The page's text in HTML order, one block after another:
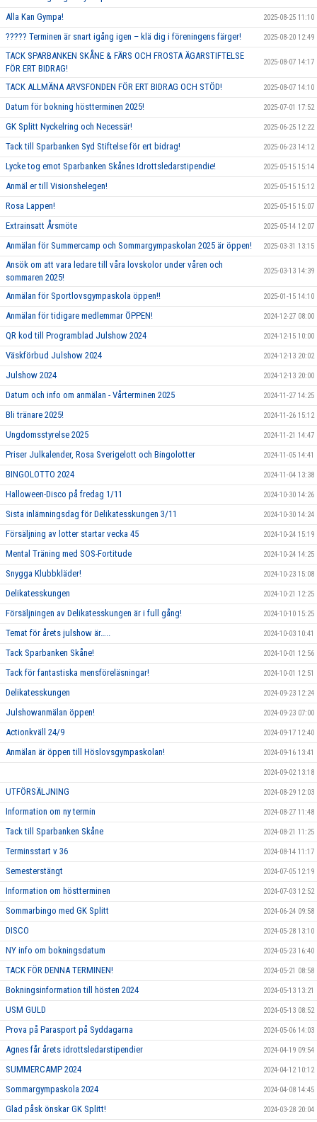
Alla Kan Gympa! 2025-08-25 11:10
????? Terminen är snart igång igen – klä dig i föreningens färger! 2025-08-20 12:49
TACK SPARBANKEN SKÅNE & FÄRS OCH FROSTA ÄGARSTIFTELSE
FÖR ERT BIDRAG!
2025-08-07 14:17
TACK ALLMÄNA ARVSFONDEN FÖR ERT BIDRAG OCH STÖD! 2025-08-07 14:10
Datum för bokning höstterminen 2025! 2025-07-01 17:52
GK Splitt Nyckelring och Necessär! 2025-06-25 12:22
Tack till Sparbanken Syd Stiftelse för ert bidrag! 2025-06-23 14:12
Lycke tog emot Sparbanken Skånes Idrottsledarstipendie! 2025-05-15 15:14
Anmäl er till Visionshelegen! 2025-05-15 15:12
Rosa Lappen! 2025-05-15 15:07
Extrainsatt Årsmöte 2025-05-14 12:07
Anmälan för Summercamp och Sommargympaskolan 2025 är öppen! 2025-03-31 13:15
Ansök om att vara ledare till våra lovskolor under våren och
sommaren 2025!
2025-03-13 14:39
Anmälan för Sportlovsgympaskola öppen!! 2025-01-15 14:10
Anmälan för tidigare medlemmar ÖPPEN! 2024-12-27 08:00
QR kod till Programblad Julshow 2024 2024-12-15 10:00
Väskförbud Julshow 2024 2024-12-13 20:02
Julshow 2024 2024-12-13 20:00
Datum och info om anmälan - Vårterminen 2025 2024-11-27 14:25
Bli tränare 2025! 2024-11-26 15:12
Ungdomsstyrelse 2025 2024-11-21 14:47
Priser Julkalender, Rosa Sverigelott och Bingolotter 2024-11-05 14:41
BINGOLOTTO 2024 2024-11-04 13:38
Halloween-Disco på fredag 1/11 2024-10-30 14:26
Sista inlämningsdag för Delikatesskungen 3/11 2024-10-30 14:24
Försäljning av lotter startar vecka 45 2024-10-24 15:19
Mental Träning med SOS-Fortitude 2024-10-24 14:25
Snygga Klubbkläder! 2024-10-23 15:08
Delikatesskungen 2024-10-21 12:25
Försäljningen av Delikatesskungen är i full gång! 2024-10-10 15:25
Temat för årets julshow är….. 2024-10-03 10:41
Tack Sparbanken Skåne! 2024-10-01 12:56
Tack för fantastiska mensföreläsningar! 2024-10-01 12:51
Delikatesskungen 2024-09-23 12:24
Julshowanmälan öppen! 2024-09-23 07:00
Actionkväll 24/9 2024-09-17 12:40
Anmälan är öppen till Höslovsgympaskolan! 2024-09-16 13:41
2024-09-02 13:18
UTFÖRSÄLJNING 2024-08-29 12:03
Information om ny termin 2024-08-27 11:48
Tack till Sparbanken Skåne 2024-08-21 11:25
Terminsstart v 36 2024-08-14 11:17
Semesterstängt 2024-07-05 12:19
Information om höstterminen 2024-07-03 12:52
Sommarbingo med GK Splitt 2024-06-24 09:58
DISCO 2024-05-28 13:10
NY info om bokningsdatum 2024-05-23 16:40
TACK FÖR DENNA TERMINEN! 2024-05-21 08:58
Bokningsinformation till hösten 2024 2024-05-13 13:21
USM GULD 2024-05-13 08:52
Prova på Parasport på Syddagarna 2024-05-06 14:03
Agnes får årets idrottsledarstipendier 2024-04-19 09:54
SUMMERCAMP 2024 2024-04-12 10:12
Sommargympaskola 2024 2024-04-08 14:45
Glad påsk önskar GK Splitt! 2024-03-28 20:04